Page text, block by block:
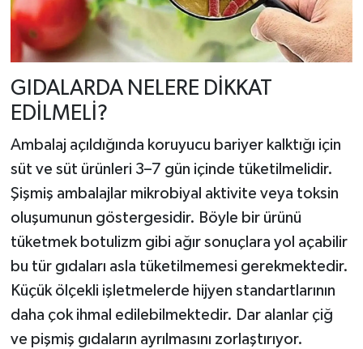
GIDALARDA NELERE DİKKAT
EDİLMELİ?
Ambalaj açıldığında koruyucu bariyer kalktığı için
süt ve süt ürünleri 3–7 gün içinde tüketilmelidir.
Şişmiş ambalajlar mikrobiyal aktivite veya toksin
oluşumunun göstergesidir. Böyle bir ürünü
tüketmek botulizm gibi ağır sonuçlara yol açabilir
bu tür gıdaları asla tüketilmemesi gerekmektedir.
Küçük ölçekli işletmelerde hijyen standartlarının
daha çok ihmal edilebilmektedir. Dar alanlar çiğ
ve pişmiş gıdaların ayrılmasını zorlaştırıyor.